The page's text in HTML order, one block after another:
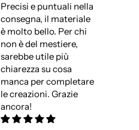
Precisi e puntuali nella
consegna, il materiale
è molto bello. Per chi
non è del mestiere,
sarebbe utile più
chiarezza su cosa
manca per completare
le creazioni. Grazie
ancora!